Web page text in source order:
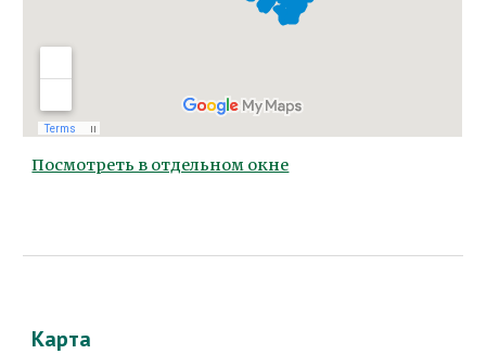
Посмотреть в отдельном окне
Карта